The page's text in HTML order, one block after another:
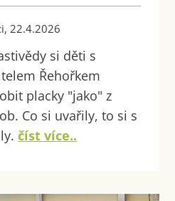
22.4.2026
si děti s
Řehořkem
placky "jako" z
Co si uvařily, to si s
číst více..